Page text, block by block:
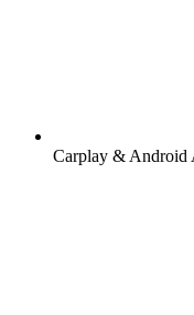
Carplay & Android